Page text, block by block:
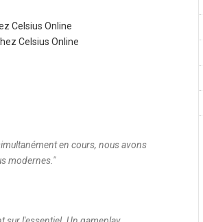
Celsius Online
Celsius Online
en cours, nous avons
modernes. "